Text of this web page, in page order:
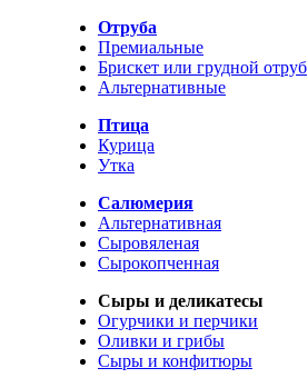
Отруба
Премиальные
Брискет или грудной отруб
Альтернативные
Птица
Курица
Утка
Салюмерия
Альтернативная
Сыровяленая
Сырокопченная
Сыры и деликатесы
Огурчики и перчики
Оливки и грибы
Сыры и конфитюры